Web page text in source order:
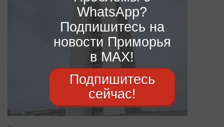
WhatsApp?
Подпишитесь на
новости Приморья
в MAX!
Подпишитесь
сейчас!